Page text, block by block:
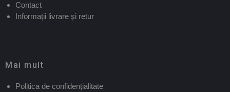
Contact
Informații livrare și retur
Mai mult
Politica de confidențialitate